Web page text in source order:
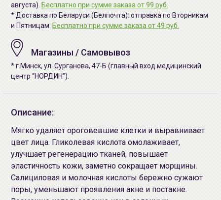
августа). Бесплатно при сумме заказа от 99 руб.
* Доставка по Беларуси (Белпочта): отправка по Вторникам
и Пятницам. Бесплатно при сумме заказа от 49 руб.
Магазины / Самовывоз
* г.Минск, ул. Сурганова, 47-Б (главный вход медицинский
центр “НОРДИН”).
Описание:
Мягко удаляет ороговевшие клетки и выравнивает
цвет лица. Гликолевая кислота омолаживает,
улучшает регенерацию тканей, повышает
эластичность кожи, заметно сокращает морщины.
Салициловая и молочная кислоты бережно сужают
поры, уменьшают проявления акне и постакне.